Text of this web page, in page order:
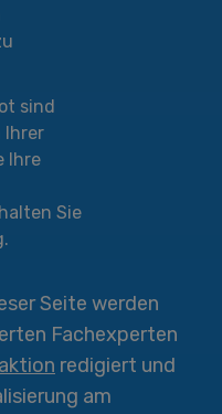
sind
Ihrer
Ihre
Sie
Seite werden
Fachexperten
redigiert und
am